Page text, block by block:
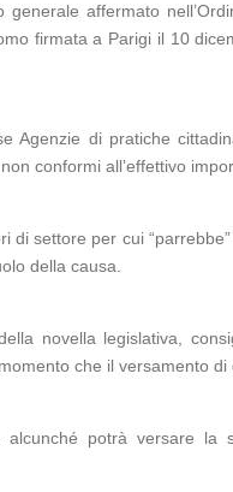
generale affermato
firmata a Parigi il 10
Agenzie di pratiche
conformi all’effettivo
di settore per cui
della causa.
novella legislativa,
che il versamento
alcunché potrà versare